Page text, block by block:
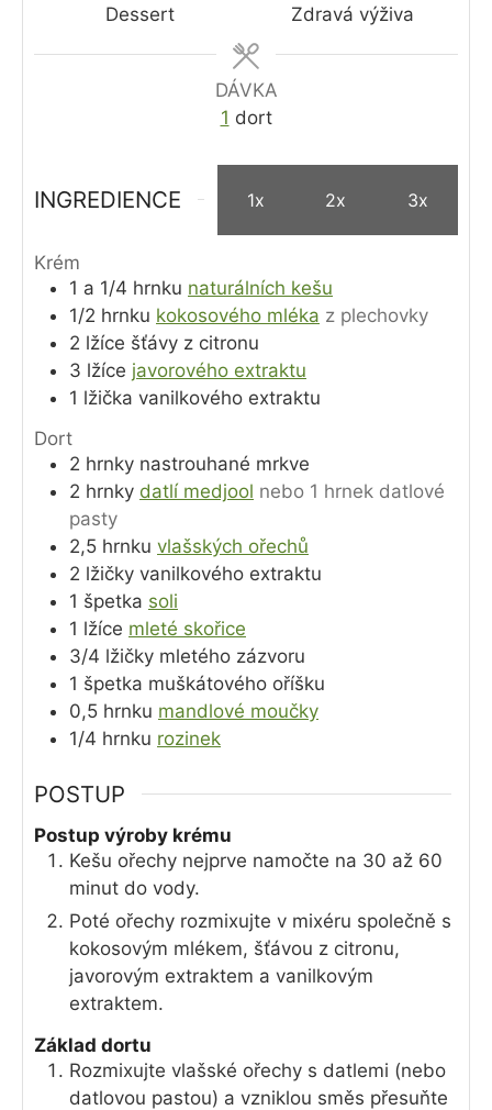
Dessert
Zdravá výživa
DÁVKA
1 dort
INGREDIENCE 1x 2x 3x
Krém
1 a 1/4 hrnku naturálních kešu
1/2 hrnku kokosového mléka z plechovky
2 lžíce šťávy z citronu
3 lžíce javorového extraktu
1 lžička vanilkového extraktu
Dort
2 hrnky nastrouhané mrkve
2 hrnky datlí medjool nebo 1 hrnek datlové
pasty
2,5 hrnku vlašských ořechů
2 lžičky vanilkového extraktu
1 špetka soli
1 lžíce mleté skořice
3/4 lžičky mletého zázvoru
1 špetka muškátového oříšku
0,5 hrnku mandlové moučky
1/4 hrnku rozinek
POSTUP
Postup výroby krému
Kešu ořechy nejprve namočte na 30 až 60
minut do vody.
Poté ořechy rozmixujte v mixéru společně s
kokosovým mlékem, šťávou z citronu,
javorovým extraktem a vanilkovým
extraktem.
Základ dortu
Rozmixujte vlašské ořechy s datlemi (nebo
datlovou pastou) a vzniklou směs přesuňte